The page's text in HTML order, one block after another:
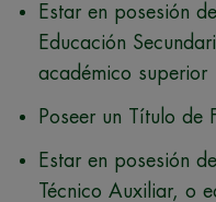
Estar en posesión
Educación
académico superior
Poseer un Título de
Estar en posesión
Técnico Auxiliar, o